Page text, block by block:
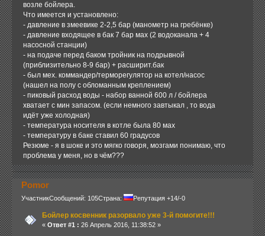
возле бойлера.
Что имеется и установлено:
- давление в змеевике 2-2,5 бар (манометр на гребёнке)
- давление входящее в бак 7 бар мах (2 водоканала + 4
насосной станции)
- на подаче перед баком тройник на подрывной
(приблизительно 8-9 бар) + расширит.бак
- был мех. коммандер/терморегулятор на котел/насос
(нашел на полу с обломанным креплением)
- пиковый расход воды - набор ванной 600 л / бойлера
хватает с мин запасом. (если немного завтыкал , то вода
идёт уже холодная)
- температура носителя в котле была 80 мах
- температуру в баке ставил 60 градусов
Резюме - я в шоке и это мягко говоря, мозгами понимаю, что
проблема у меня, но в чём???
Pomor
УчастникСообщений: 105Страна: Репутация +14/-0
Бойлер косвенник разорвало уже 3-й помогите!!!
« Ответ #1 : 26 Апрель 2016, 11:38:52 »